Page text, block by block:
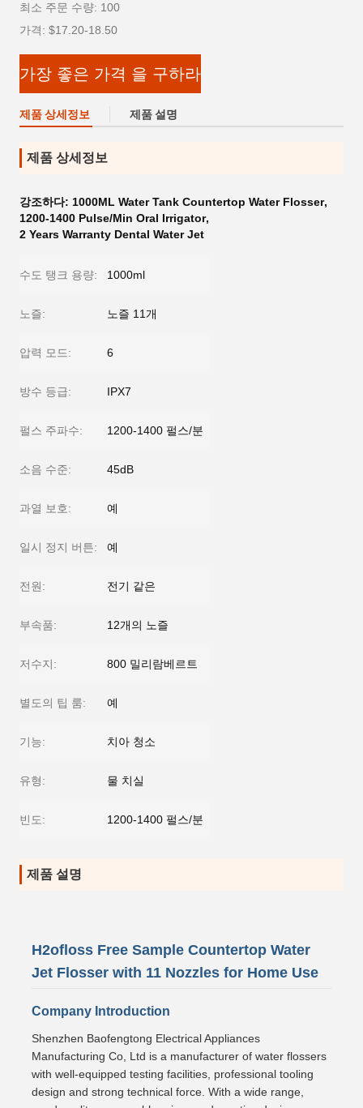
최소 주문 수량: 100
가격: $17.20-18.50
가장 좋은 가격 을 구하라
제품 상세정보 제품 설명
제품 상세정보
강조하다: 1000ML Water Tank Countertop Water Flosser,
1200-1400 Pulse/Min Oral Irrigator,
2 Years Warranty Dental Water Jet
수도 탱크 용량: 1000ml
노즐: 노즐 11개
압력 모드: 6
방수 등급: IPX7
펄스 주파수: 1200-1400 펄스/분
소음 수준: 45dB
과열 보호: 예
일시 정지 버튼: 예
전원: 전기 같은
부속품: 12개의 노즐
저수지: 800 밀리람베르트
별도의 팁 룸: 예
기능: 치아 청소
유형: 물 치실
빈도: 1200-1400 펄스/분
제품 설명
H2ofloss Free Sample Countertop Water
Jet Flosser with 11 Nozzles for Home Use
Company Introduction
Shenzhen Baofengtong Electrical Appliances
Manufacturing Co, Ltd is a manufacturer of water flossers
with well-equipped testing facilities, professional tooling
design and strong technical force. With a wide range,